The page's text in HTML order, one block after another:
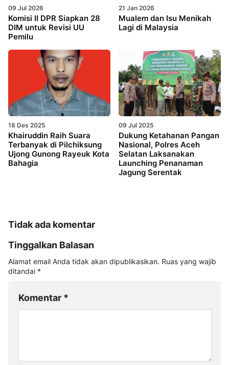
09 Jul 2026
Komisi II DPR Siapkan 28
DIM untuk Revisi UU
Pemilu
21 Jan 2026
Mualem dan Isu Menikah
Lagi di Malaysia
18 Des 2025
Khairuddin Raih Suara
Terbanyak di Pilchiksung
Ujong Gunong Rayeuk Kota
Bahagia
09 Jul 2025
Dukung Ketahanan Pangan
Nasional, Polres Aceh
Selatan Laksanakan
Launching Penanaman
Jagung Serentak
Tidak ada komentar
Tinggalkan Balasan
Alamat email Anda tidak akan dipublikasikan. Ruas yang wajib
ditandai *
Komentar *